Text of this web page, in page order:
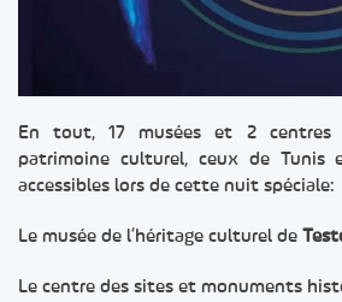
En tout, 17 musées et 2 centres
patrimoine culturel, ceux de Tunis
accessibles lors de cette nuit spéciale:
Le musée de l’héritage culturel de
Le centre des sites et monuments